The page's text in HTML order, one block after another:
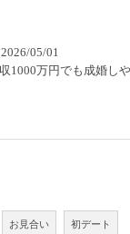
2026/05/01
お見合い 初デート